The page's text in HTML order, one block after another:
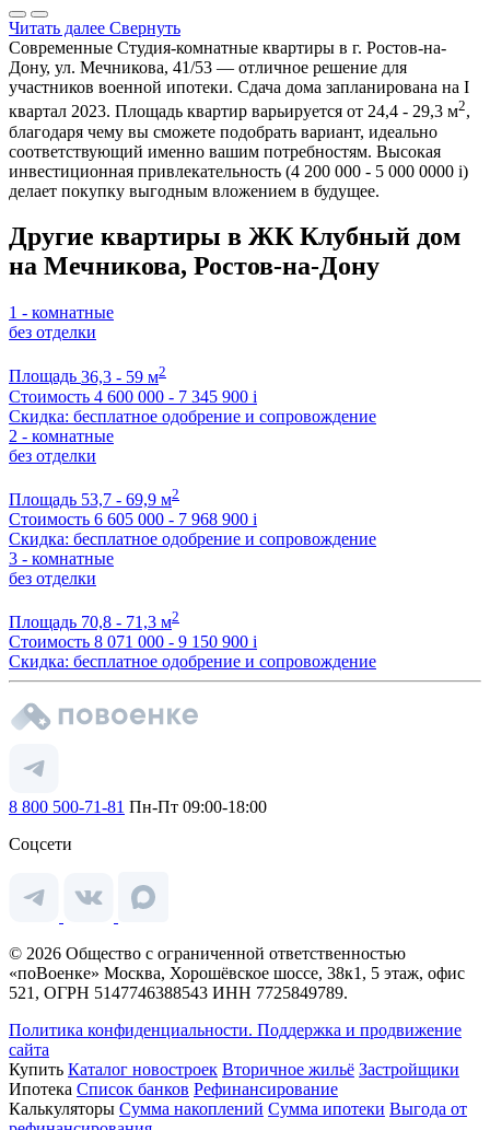
Читать далее Свернуть
Современные Студия-комнатные квартиры в г. Ростов-на-
Дону, ул. Мечникова, 41/53 — отличное решение для
участников военной ипотеки. Сдача дома запланирована на I
квартал 2023. Площадь квартир варьируется от 24,4 - 29,3 м2,
благодаря чему вы сможете подобрать вариант, идеально
соответствующий именно вашим потребностям. Высокая
инвестиционная привлекательность (4 200 000 - 5 000 0000 i)
делает покупку выгодным вложением в будущее.
Другие квартиры в ЖК Клубный дом
на Мечникова, Ростов-на-Дону
1 - комнатные
без отделки
Площадь 36,3 - 59 м2
Стоимость 4 600 000 - 7 345 900 i
Скидка: бесплатное одобрение и сопровождение
2 - комнатные
без отделки
Площадь 53,7 - 69,9 м2
Стоимость 6 605 000 - 7 968 900 i
Скидка: бесплатное одобрение и сопровождение
3 - комнатные
без отделки
Площадь 70,8 - 71,3 м2
Стоимость 8 071 000 - 9 150 900 i
Скидка: бесплатное одобрение и сопровождение
8 800 500-71-81 Пн-Пт 09:00-18:00
Соцсети
© 2026 Общество с ограниченной ответственностью
«поВоенке» Москва, Хорошёвское шоссе, 38к1, 5 этаж, офис
521, ОГРН 5147746388543 ИНН 7725849789.
Политика конфиденциальности. Поддержка и продвижение
сайта
Купить Каталог новостроек Вторичное жильё Застройщики
Ипотека Список банков Рефинансирование
Калькуляторы Сумма накоплений Сумма ипотеки Выгода от